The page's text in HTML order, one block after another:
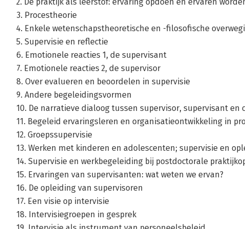
3. Procestheorie
4. Enkele wetenschapstheoretische en -filosofische
5. Supervisie en reflectie
6. Emotionele reacties 1, de supervisant
7. Emotionele reacties 2, de supervisor
8. Over evalueren en beoordelen in supervisie
9. Andere begeleidingsvormen
10. De narratieve dialoog tussen supervisor, supervisant en
11. Begeleid ervaringsleren en organisatieontwikkeling in
12. Groepssupervisie
13. Werken met kinderen en adolescenten; supervisie en
14. Supervisie en werkbegeleiding bij postdoctorale
15. Ervaringen van supervisanten: wat weten we ervan?
16. De opleiding van supervisoren
17. Een visie op intervisie
18. Intervisiegroepen in gesprek